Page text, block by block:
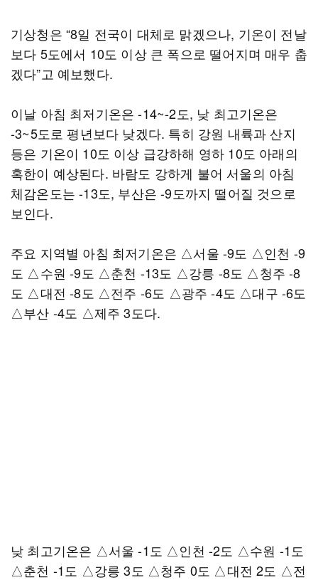
기상청은 “8일 전국이 대체로 맑겠으나, 기온이 전날
보다 5도에서 10도 이상 큰 폭으로 떨어지며 매우 춥
겠다”고 예보했다.
이날 아침 최저기온은 -14~-2도, 낮 최고기온은
-3~5도로 평년보다 낮겠다. 특히 강원 내륙과 산지
등은 기온이 10도 이상 급강하해 영하 10도 아래의
혹한이 예상된다. 바람도 강하게 불어 서울의 아침
체감온도는 -13도, 부산은 -9도까지 떨어질 것으로
보인다.
주요 지역별 아침 최저기온은 △서울 -9도 △인천 -9
도 △수원 -9도 △춘천 -13도 △강릉 -8도 △청주 -8
도 △대전 -8도 △전주 -6도 △광주 -4도 △대구 -6도
△부산 -4도 △제주 3도다.
낮 최고기온은 △서울 -1도 △인천 -2도 △수원 -1도
△춘천 -1도 △강릉 3도 △청주 0도 △대전 2도 △전